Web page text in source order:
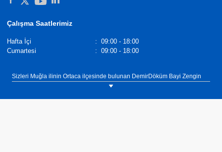
Çalışma Saatlerimiz
Hafta İçi : 09:00 - 18:00
Cumartesi
: 09:00 - 18:00
Sizleri Muğla ilinin Ortaca ilçesinde bulunan DemirDöküm Bayi Zengin
Ticaret showroomumuza bekliyoruz. Tel: 0(252) 282 95 72.